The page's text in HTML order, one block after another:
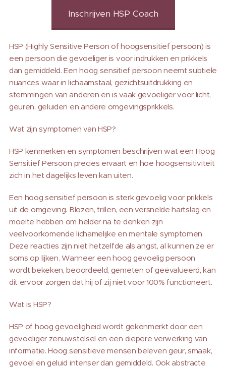
Inschrijven HSP Coach
HSP (Highly Sensitive Person of hoogsensitief persoon) is
een persoon die gevoeliger is voor indrukken en prikkels
dan gemiddeld. Een hoog sensitief persoon neemt subtiele
nuances waar in lichaamstaal, gezichtsuitdrukking en
stemmingen van anderen en is vaak gevoeliger voor licht,
geuren, geluiden en andere omgevingsprikkels.
Wat zijn symptomen van HSP?
HSP kenmerken en symptomen beschrijven wat een Hoog
Sensitief Persoon precies ervaart en hoe hoogsensitiviteit
zich in het dagelijks leven kan uiten.
Een hoog sensitief persoon is sterk gevoelig voor prikkels
uit de omgeving. Blozen, trillen, een versnelde hartslag en
moeite hebben om helder na te denken zijn
veelvoorkomende lichamelijke en mentale symptomen.
Deze reacties zijn niet hetzelfde als angst, al kunnen ze er
soms op lijken. Wanneer een hoog gevoelig persoon
wordt bekeken, beoordeeld, gemeten of geëvalueerd, kan
dit ervoor zorgen dat hij of zij niet voor 100% functioneert.
Wat is HSP?
HSP of hoog gevoeligheid wordt gekenmerkt door een
gevoeliger zenuwstelsel en een diepere verwerking van
informatie. Hoog sensitieve mensen beleven geur, smaak,
gevoel en geluid intenser dan gemiddeld. Ook abstracte